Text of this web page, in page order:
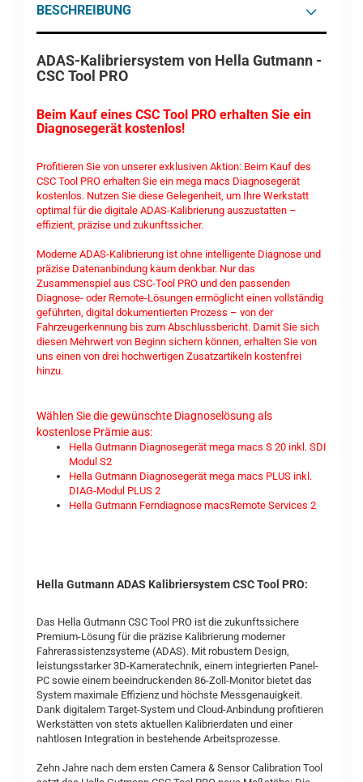
BESCHREIBUNG
ADAS-Kalibriersystem von Hella Gutmann -
CSC Tool PRO
Beim Kauf eines CSC Tool PRO erhalten Sie ein
Diagnosegerät kostenlos!
Profitieren Sie von unserer exklusiven Aktion: Beim Kauf des
CSC Tool PRO erhalten Sie ein mega macs Diagnosegerät
kostenlos. Nutzen Sie diese Gelegenheit, um Ihre Werkstatt
optimal für die digitale ADAS-Kalibrierung auszustatten –
effizient, präzise und zukunftssicher.
Moderne ADAS-Kalibrierung ist ohne intelligente Diagnose und
präzise Datenanbindung kaum denkbar. Nur das
Zusammenspiel aus CSC-Tool PRO und den passenden
Diagnose- oder Remote-Lösungen ermöglicht einen vollständig
geführten, digital dokumentierten Prozess – von der
Fahrzeugerkennung bis zum Abschlussbericht. Damit Sie sich
diesen Mehrwert von Beginn sichern können, erhalten Sie von
uns einen von drei hochwertigen Zusatzartikeln kostenfrei
hinzu.
Wählen Sie die gewünschte Diagnoselösung als
kostenlose Prämie aus:
Hella Gutmann Diagnosegerät mega macs S 20 inkl. SDI
Modul S2
Hella Gutmann Diagnosegerät mega macs PLUS inkl.
DIAG-​Modul PLUS 2
Hella Gutmann Ferndiagnose macsRemote Services 2
Hella Gutmann ADAS Kalibriersystem CSC Tool PRO:
Das Hella Gutmann CSC Tool PRO ist die zukunftssichere
Premium-Lösung für die präzise Kalibrierung moderner
Fahrerassistenzsysteme (ADAS). Mit robustem Design,
leistungsstarker 3D-Kameratechnik, einem integrierten Panel-
PC sowie einem beeindruckenden 86-Zoll-Monitor bietet das
System maximale Effizienz und höchste Messgenauigkeit.
Dank digitalem Target-System und Cloud-Anbindung profitieren
Werkstätten von stets aktuellen Kalibrierdaten und einer
nahtlosen Integration in bestehende Arbeitsprozesse.
Zehn Jahre nach dem ersten Camera & Sensor Calibration Tool